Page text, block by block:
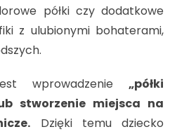
półki czy dodatkowe
z ulubionymi bohaterami,
wprowadzenie„półki
stworzenie miejsca na
Dzięki temu dziecko